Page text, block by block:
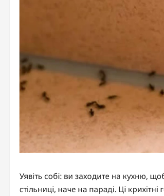
Уявіть собі: ви заходите на кухню,
стільниці, наче на параді. Ці